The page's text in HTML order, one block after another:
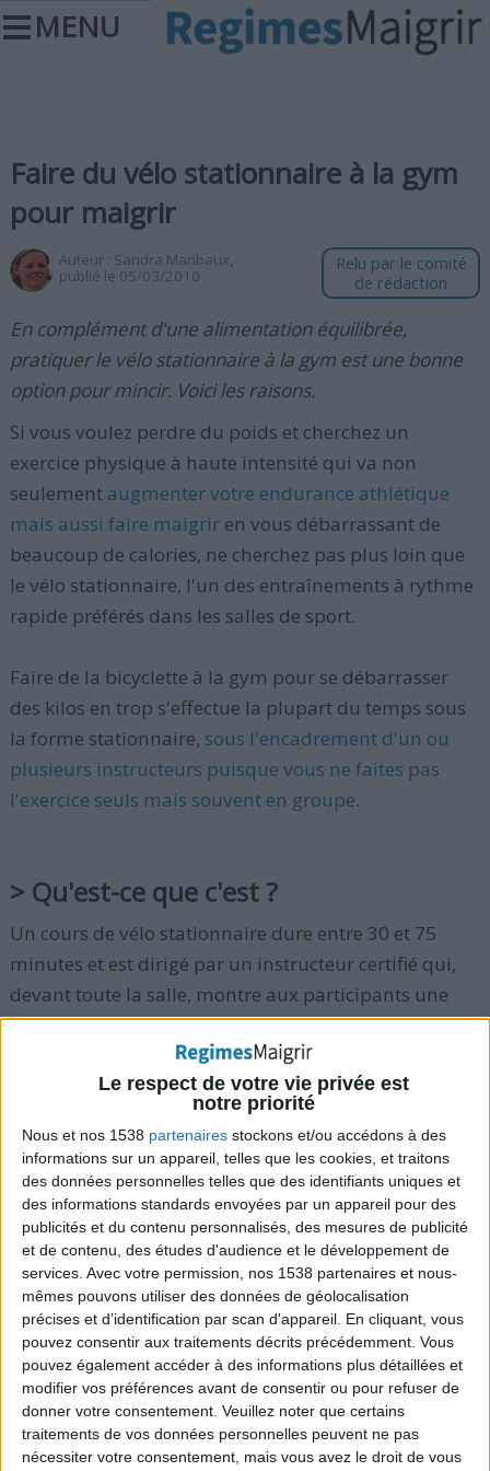
Le respect de votre vie privée est
notre priorité
Nous et nos 1538 partenaires stockons et/ou accédons à des
informations sur un appareil, telles que les cookies, et traitons
des données personnelles telles que des identifiants uniques et
des informations standards envoyées par un appareil pour des
publicités et du contenu personnalisés, des mesures de publicité
et de contenu, des études d'audience et le développement de
services. Avec votre permission, nos 1538 partenaires et nous-
mêmes pouvons utiliser des données de géolocalisation
précises et d’identification par scan d'appareil. En cliquant, vous
pouvez consentir aux traitements décrits précédemment. Vous
pouvez également accéder à des informations plus détaillées et
modifier vos préférences avant de consentir ou pour refuser de
donner votre consentement. Veuillez noter que certains
traitements de vos données personnelles peuvent ne pas
nécessiter votre consentement, mais vous avez le droit de vous
MENU
Faire du vélo stationnaire à la gym
pour maigrir
Auteur : Sandra Maribaux,
publié le 05/03/2010
Relu par le comité
de rédaction
En complément d'une alimentation équilibrée,
pratiquer le vélo stationnaire à la gym est une bonne
option pour mincir. Voici les raisons.
Si vous voulez perdre du poids et cherchez un
exercice physique à haute intensité qui va non
seulement augmenter votre endurance athlétique
mais aussi faire maigriren vous débarrassant de
beaucoup de calories, ne cherchez pas plus loin que
le vélo stationnaire, l'un des entraînements à rythme
rapide préférés dans les salles de sport.
Faire de la bicyclette à la gym pour se débarrasser
des kilos en trop s'effectue la plupart du temps sous
la forme stationnaire, sous l'encadrement d'un ou
plusieurs instructeurs puisque vous ne faites pas
l'exercice seuls mais souvent en groupe.
> Qu'est-ce que c'est ?
Un cours de vélo stationnaire dure entre 30 et 75
minutes et est dirigé par un instructeur certifié qui,
devant toute la salle, montre aux participants une
série deroutines de cyclisme qui stimule l'activité de
Une séance d'entraînement commence
habituellement avec un pédalage lent et à vitesse
stable avant de monter progressivement en rythme.
A partir de là, l'instructeur demande aux participants
soit de sprinter (pédaler très vite), de grimper (lever le
derrière de la selle et pédaler tout en restant debout
sur la bicyclette) ou de danser (pédaler en s'asseyant
puis en se levant, par tranches de courtes durées
entre chaque position).Une session de vélo
stationnaire se termine par un ralentissement lent et
stable.